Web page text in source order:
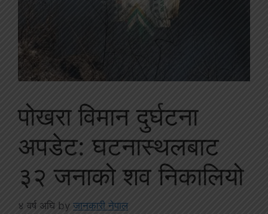
पोखरा विमान दुर्घटना
अपडेट: घटनास्थलबाट
३२ जनाको शव निकालियो
४ वर्ष अघि by जानकारी नेपाल